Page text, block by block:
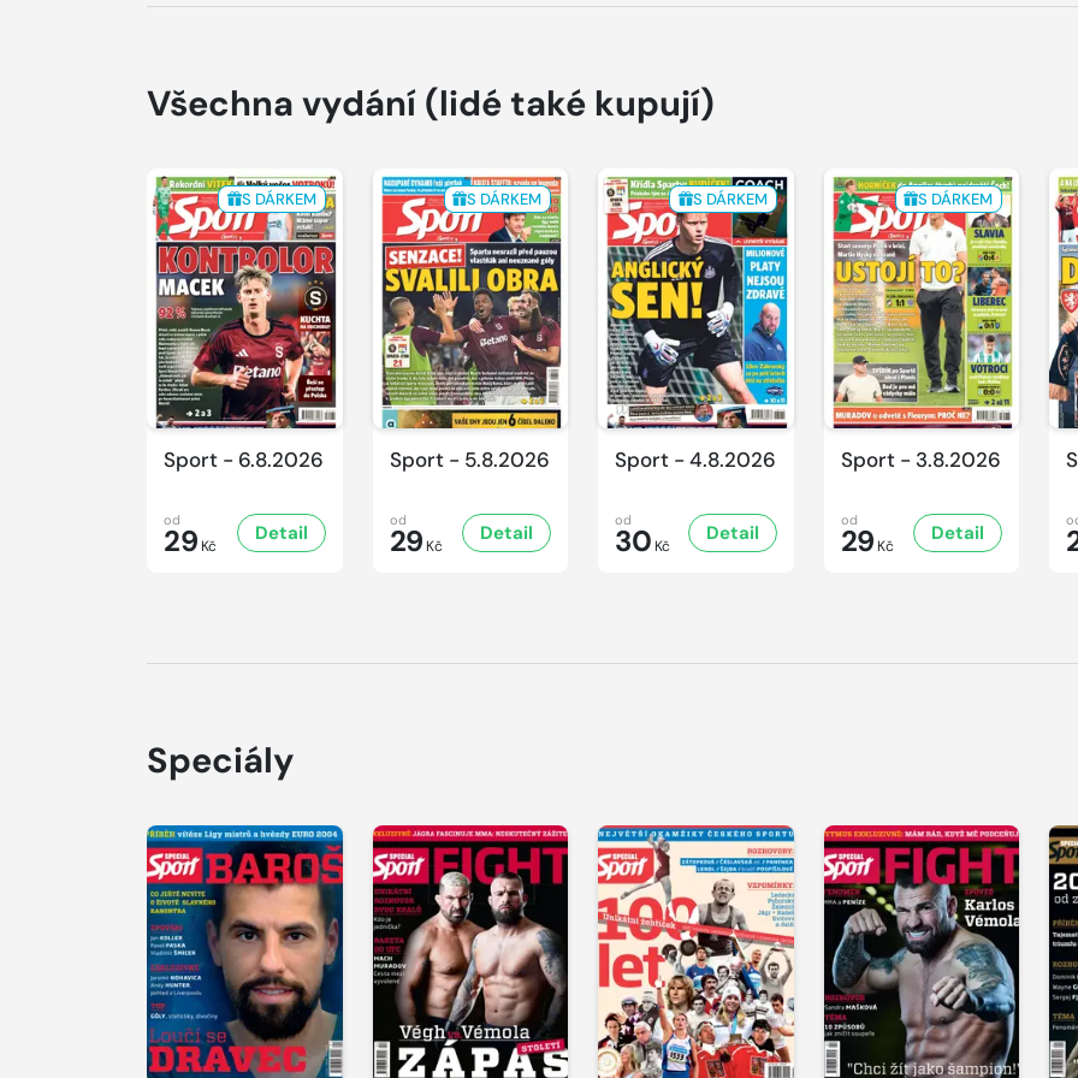
Všechna vydání (lidé také kupují)
S DÁRKEM
Sport - 6.8.2026
od
29 Kč
Detail
S DÁRKEM
Sport - 5.8.2026
od
29 Kč
Detail
S DÁRKEM
Sport - 4.8.2026
od
30 Kč
Detail
S DÁRKEM
Sport - 3.8.2026
od
29 Kč
Detail
Speciály